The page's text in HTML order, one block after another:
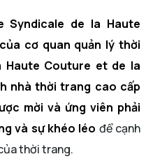
Syndicale de la Haute
cơ quan quản lý thời
Haute Couture et de la
nhà thời trang cao cấp
mời và ứng viên phải
và sự khéo léo để cạnh
thời trang.